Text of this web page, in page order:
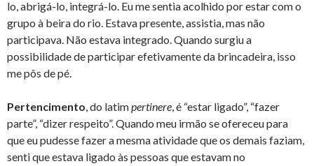
lo, abrigá-lo, integrá-lo. Eu me sentia acolhido por estar com o
grupo à beira do rio. Estava presente, assistia, mas não
participava. Não estava integrado. Quando surgiu a
possibilidade de participar efetivamente da brincadeira, isso
me pôs de pé.
Pertencimento , do latimpertinere , é “estar ligado”, “fazer
parte”, “dizer respeito”. Quando meu irmão se ofereceu para
que eu pudesse fazer a mesma atividade que os demais faziam,
senti que estava ligado às pessoas que estavam no